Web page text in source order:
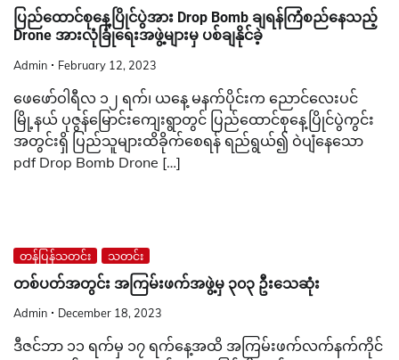
ပြည်ထောင်စုနေ့ပြိုင်ပွဲအား Drop Bomb ချရန်ကြံစည်နေသည့်
Drone အားလုံခြုံရေးအဖွဲ့များမှ ပစ်ချနိုင်ခဲ့
Admin February 12, 2023
ဖေဖော်ဝါရီလ ၁၂ ရက်၊ ယနေ့ မနက်ပိုင်းက ညောင်လေးပင်
မြို့နယ် ပုဇွန်မြောင်းကျေးရွာတွင် ပြည်ထောင်စုနေ့ပြိုင်ပွဲကွင်း
အတွင်းရှိ ပြည်သူများထိခိုက်စေရန် ရည်ရွယ်၍ ဝဲပျံနေသော
pdf Drop Bomb Drone […]
တန်ပြန်သတင်း သတင်း
တစ်ပတ်အတွင်း အကြမ်းဖက်အဖွဲ့မှ ၃၀၃ ဦးသေဆုံး
Admin December 18, 2023
ဒီဇင်ဘာ ၁၁ ရက်မှ ၁၇ ရက်နေ့အထိ အကြမ်းဖက်လက်နက်ကိုင်